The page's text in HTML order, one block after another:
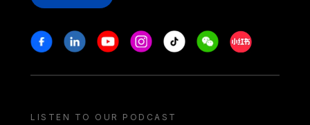
Stay in touch
FacebookLinkedinYoutubeInstagram
Tiktok WeechatXiaohongshu/
LISTEN TO OUR PODCAST